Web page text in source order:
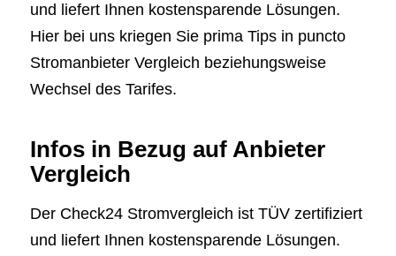
und liefert Ihnen kostensparende Lösungen.
Hier bei uns kriegen Sie prima Tips in puncto
Stromanbieter Vergleich beziehungsweise
Wechsel des Tarifes.
Infos in Bezug auf Anbieter
Vergleich
Der Check24 Stromvergleich ist TÜV zertifiziert
und liefert Ihnen kostensparende Lösungen.